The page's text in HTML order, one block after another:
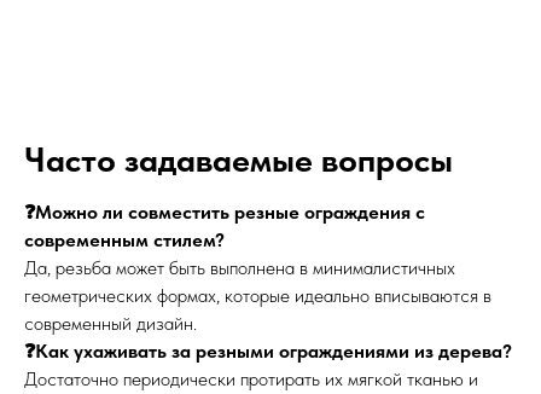
Часто задаваемые вопросы
❓Можно ли совместить резные ограждения с
современным стилем?
Да, резьба может быть выполнена в минималистичных
геометрических формах, которые идеально вписываются в
современный дизайн.
❓Как ухаживать за резными ограждениями из дерева?
Достаточно периодически протирать их мягкой тканью и